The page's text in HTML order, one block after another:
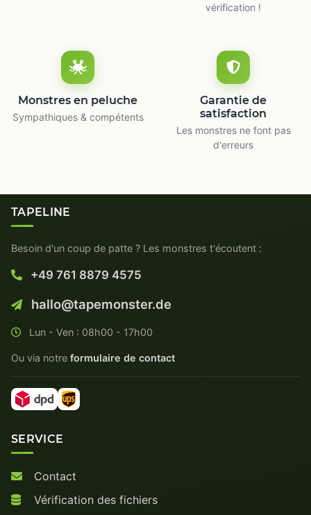
vérification !
Monstres en peluche
Sympathiques & compétents
Garantie de
satisfaction
Les monstres ne font pas
d'erreurs
TAPELINE
Besoin d'un coup de patte ? Les monstres t'écoutent :
+49 761 8879 4575
hallo@tapemonster.de
Lun - Ven : 08h00 - 17h00
Ou via notre formulaire de contact
SERVICE
Contact
Vérification des fichiers